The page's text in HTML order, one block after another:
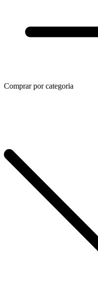
Comprar por categoria